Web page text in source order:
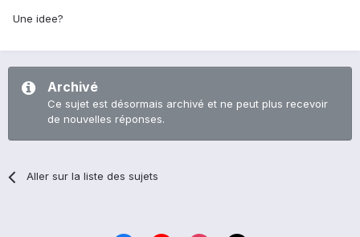
Une idee?
Archivé
Ce sujet est désormais archivé et ne peut plus recevoir
de nouvelles réponses.
Aller sur la liste des sujets